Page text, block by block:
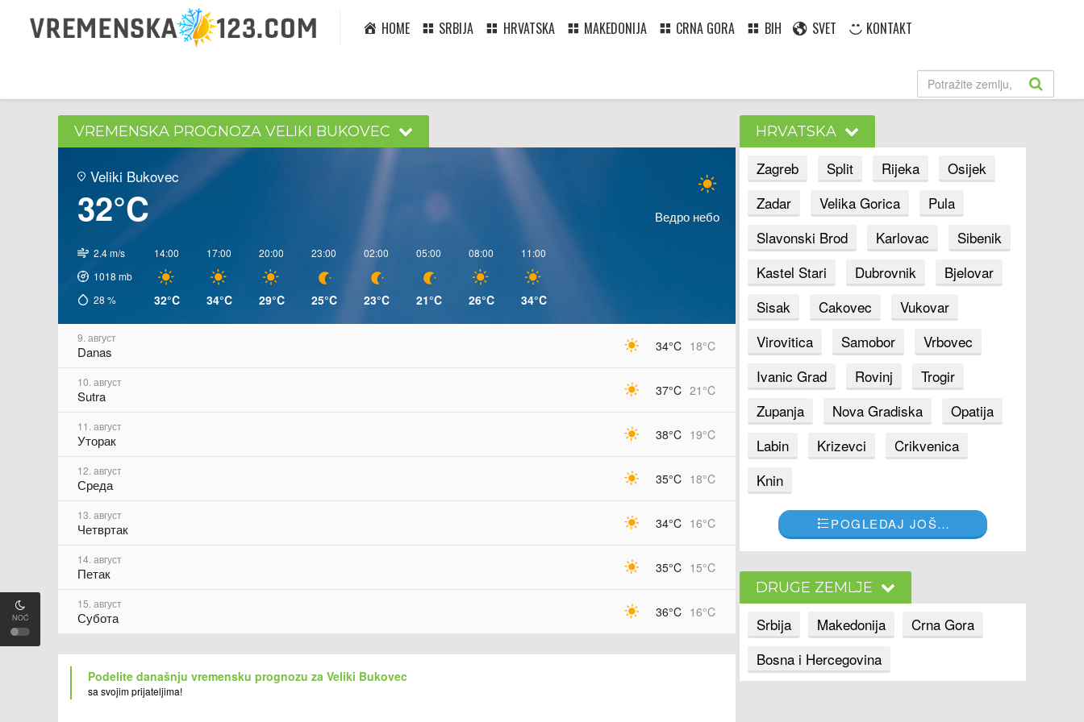
NOĆ
HOME SRBIJA HRVATSKA MAKEDONIJA CRNA GORA BIH SVET KONTAKT
VREMENSKA PROGNOZA VELIKI BUKOVEC
Veliki Bukovec
32°C Ведро небо
2.4 m/s
1018 mb
28 %
14:00
32°C
17:00
34°C
20:00
29°C
23:00
25°C
02:00
23°C
05:00
21°C
08:00
26°C
11:00
34°C
9. август
Danas 34°C 18°C
10. август
Sutra 37°C 21°C
11. август
Уторак 38°C 19°C
12. август
Среда 35°C 18°C
13. август
Четвртак 34°C 16°C
14. август
Петак 35°C 15°C
15. август
Субота 36°C 16°C
Podelite današnju vremensku prognozu za Veliki Bukovec
sa svojim prijateljima!
HRVATSKA
Zagreb Split Rijeka
Osijek
Zadar
Velika Gorica
Pula
Slavonski Brod
Karlovac
Sibenik
Kastel Stari
Dubrovnik
Bjelovar
Sisak
Cakovec
Vukovar
Virovitica
Samobor
Vrbovec
Ivanic Grad
Rovinj
Trogir
Zupanja
Nova Gradiska
Opatija
Labin
Krizevci
Crikvenica
Knin
POGLEDAJ JOŠ…
DRUGE ZEMLJE
Srbija Makedonija
Crna Gora
Bosna i Hercegovina